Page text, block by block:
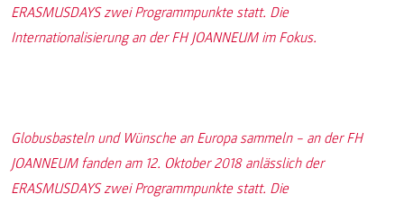
ERASMUSDAYS zwei Programmpunkte statt. Die
Internationalisierung an der FH JOANNEUM im Fokus.
Globusbasteln und Wünsche an Europa sammeln – an der FH
JOANNEUM fanden am 12. Oktober 2018 anlässlich der
ERASMUSDAYS zwei Programmpunkte statt. Die